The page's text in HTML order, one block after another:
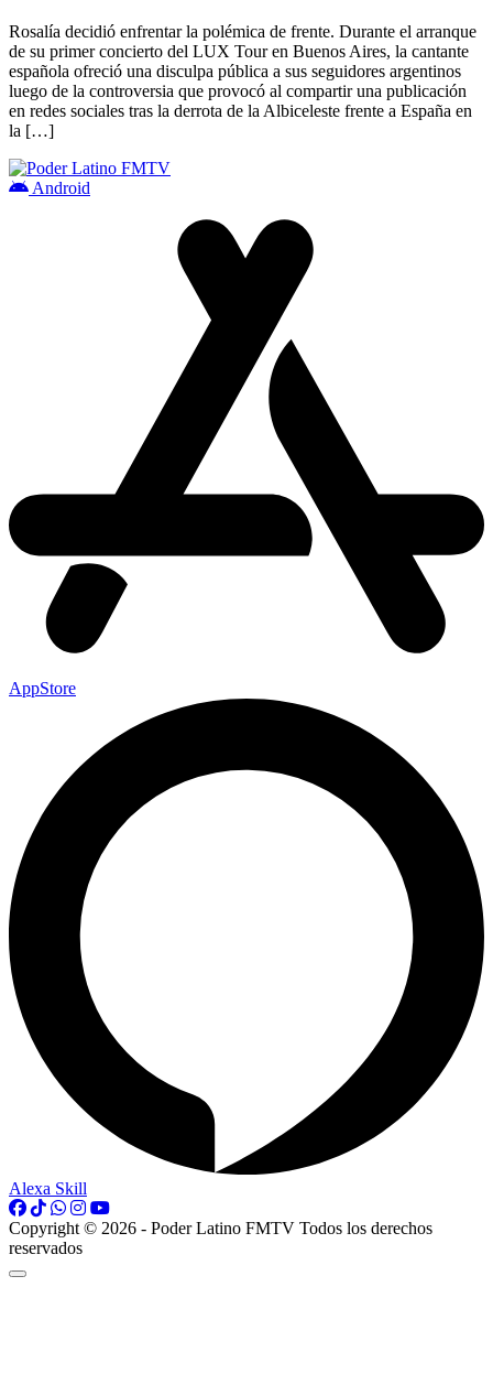
Rosalía decidió enfrentar la polémica de frente. Durante el arranque
de su primer concierto del LUX Tour en Buenos Aires, la cantante
española ofreció una disculpa pública a sus seguidores argentinos
luego de la controversia que provocó al compartir una publicación
en redes sociales tras la derrota de la Albiceleste frente a España en
la […]
Android
AppStore
Alexa Skill
Copyright © 2026 - Poder Latino FMTV Todos los derechos
reservados